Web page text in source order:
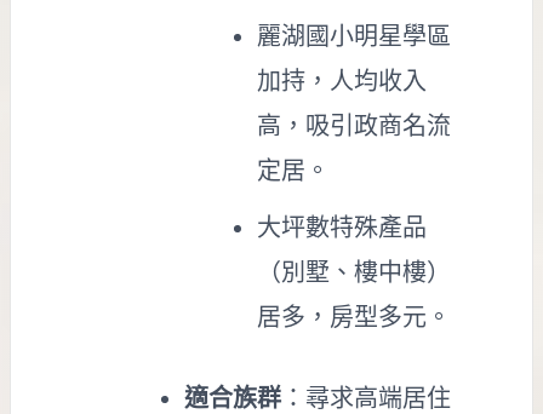
麗湖國小明星學區
加持，人均收入
高，吸引政商名流
定居。
大坪數特殊產品
（別墅、樓中樓）
居多，房型多元。
適合族群 ：尋求高端居住